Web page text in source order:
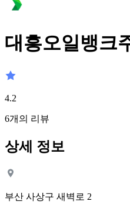
대흥오일뱅크
4.2
6개의 리뷰
상세 정보
부산 사상구 새벽로 2